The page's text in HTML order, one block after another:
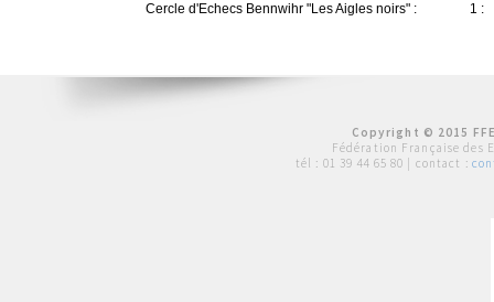
Cercle d'Echecs Bennwihr "Les Aigles noirs" :
1 :
Copyright © 2015
Fédération Française des
tél : 01 39 44 65 80 | contact :